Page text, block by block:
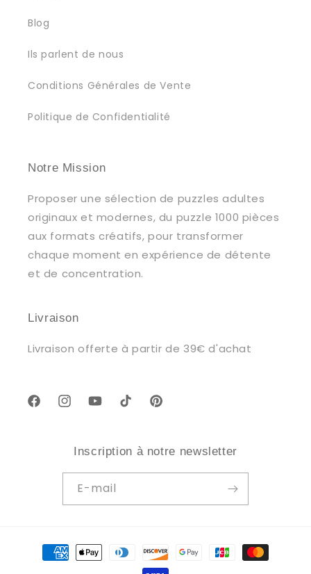
Blog
Ils parlent de nous
Conditions Générales de Vente
Politique de Confidentialité
Notre Mission
Proposer une sélection de puzzles adultes
originaux et modernes, du puzzle 1000 pièces
aux formats créatifs, pour transformer
chaque moment en expérience de détente
et de concentration.
Livraison
Livraison offerte à partir de 39€ d'achat
FacebookInstagramYouTubeTikTok Pinterest
Inscription à notre newsletter
E-mail
Moyens